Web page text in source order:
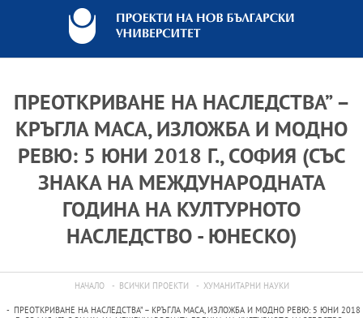
ПРЕОТКРИВАНЕ НА НАСЛЕДСТВА” –
КРЪГЛА МАСА, ИЗЛОЖБА И МОДНО
РЕВЮ: 5 ЮНИ 2018 Г., СОФИЯ (СЪС
ЗНАКА НА МЕЖДУНАРОДНАТА
ГОДИНА НА КУЛТУРНОТО
НАСЛЕДСТВО - ЮНЕСКО)
НАЧАЛО ВСИЧКИ ПРОЕКТИ ХУМАНИТАРНИ НАУКИ
ПРЕОТКРИВАНЕ НА НАСЛЕДСТВА” – КРЪГЛА МАСА, ИЗЛОЖБА И МОДНО РЕВЮ: 5 ЮНИ 2018